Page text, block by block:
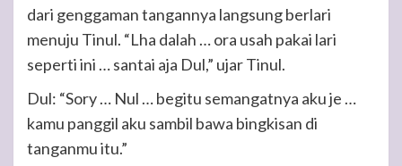
dari genggaman tangannya langsung berlari
menuju Tinul. “Lha dalah … ora usah pakai lari
seperti ini … santai aja Dul,” ujar Tinul.
Dul: “Sory … Nul … begitu semangatnya aku je …
kamu panggil aku sambil bawa bingkisan di
tanganmu itu.”